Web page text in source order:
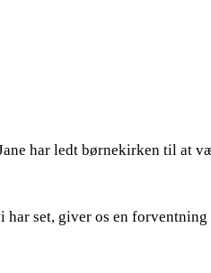
har ledt børnekirken til at
set, giver os en